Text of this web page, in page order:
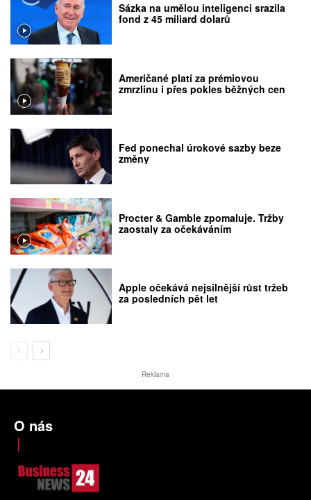
Sázka na umělou inteligenci srazila
fond z 45 miliard dolarů
Američané platí za prémiovou
zmrzlinu i přes pokles běžných cen
Fed ponechal úrokové sazby beze
změny
Procter & Gamble zpomaluje. Tržby
zaostaly za očekáváním
Apple očekává nejsilnější růst tržeb
za posledních pět let
Reklama
O nás